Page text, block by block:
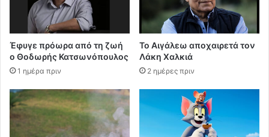
Έφυγε πρόωρα από τη ζωή
ο Θοδωρής Κατσωνόπουλος
1 ημέρα πριν
Το Αιγάλεω αποχαιρετά τον
Λάκη Χαλκιά
2 ημέρες πριν